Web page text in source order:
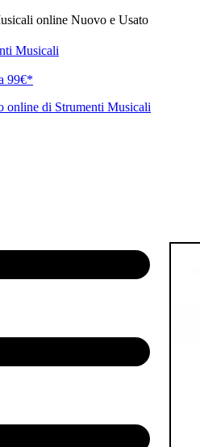
online Nuovo e Usato
Musicali
99€*